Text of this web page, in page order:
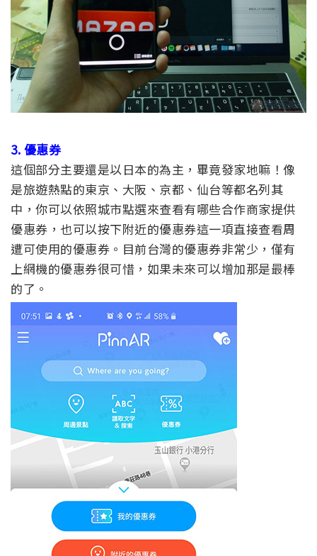
3. 優惠券
這個部分主要還是以日本的為主，畢竟發家地嘛！像
是旅遊熱點的東京、大阪、京都、仙台等都名列其
中，你可以依照城市點選來查看有哪些合作商家提供
優惠券，也可以按下附近的優惠券這一項直接查看周
遭可使用的優惠券。目前台灣的優惠券非常少，僅有
上網機的優惠券很可惜，如果未來可以增加那是最棒
的了。